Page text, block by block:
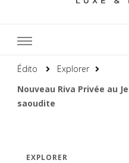
Édito
Explorer
Nouveau Riva Privée au
saoudite
EXPLORER